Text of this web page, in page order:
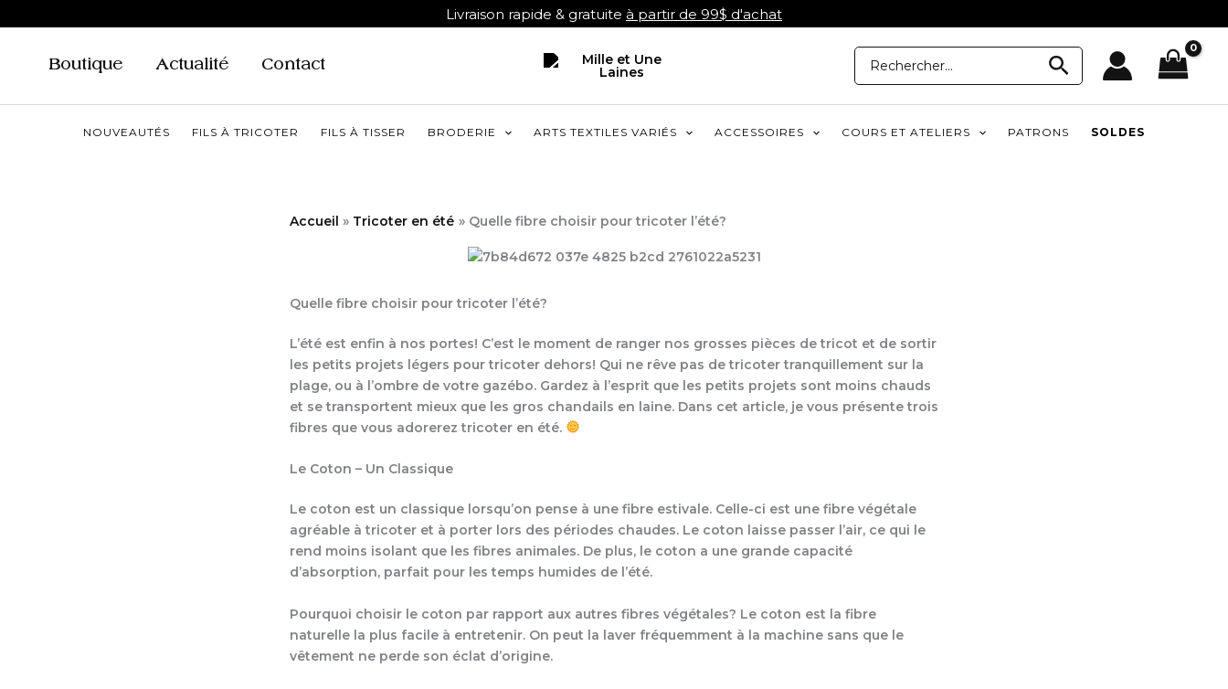
au
Livraison rapide & gratuite à partir de 99$ d'achat
Boutique Actualité Contact
Recherche
pour:
Recherche
NOUVEAUTÉS FILS À TRICOTER FILS À TISSER BRODERIE ARTS TEXTILES VARIÉS ACCESSOIRES COURS ET ATELIERS PATRONS SOLDES
Accueil Tricoter en été Quelle fibre choisir pour tricoter l’été?
Quelle fibre choisir pour tricoter l’été?
L’été est enfin à nos portes! C’est le moment de ranger nos grosses pièces de tricot et de sortir
les petits projets légers pour tricoter dehors! Qui ne rêve pas de tricoter tranquillement sur la
plage, ou à l’ombre de votre gazébo. Gardez à l’esprit que les petits projets sont moins chauds
et se transportent mieux que les gros chandails en laine. Dans cet article, je vous présente trois
fibres que vous adorerez tricoter en été.
Le Coton – Un Classique
Le coton est un classique lorsqu’on pense à une fibre estivale. Celle-ci est une fibre végétale
agréable à tricoter et à porter lors des périodes chaudes. Le coton laisse passer l’air, ce qui le
rend moins isolant que les fibres animales. De plus, le coton a une grande capacité
d’absorption, parfait pour les temps humides de l’été.
Pourquoi choisir le coton par rapport aux autres fibres végétales? Le coton est la fibre
naturelle la plus facile à entretenir. On peut la laver fréquemment à la machine sans que le
vêtement ne perde son éclat d’origine.